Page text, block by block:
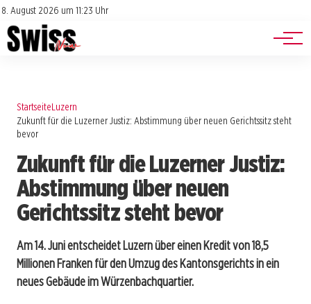
8. August 2026 um 11:23 Uhr
Impressum
Datenschutz
Jobs
Events
StartseiteLuzern
Zukunft für die Luzerner Justiz: Abstimmung über neuen Gerichtssitz steht
bevor
Zukunft für die Luzerner Justiz:
Abstimmung über neuen
Gerichtssitz steht bevor
Am 14. Juni entscheidet Luzern über einen Kredit von 18,5
Millionen Franken für den Umzug des Kantonsgerichts in ein
neues Gebäude im Würzenbachquartier.